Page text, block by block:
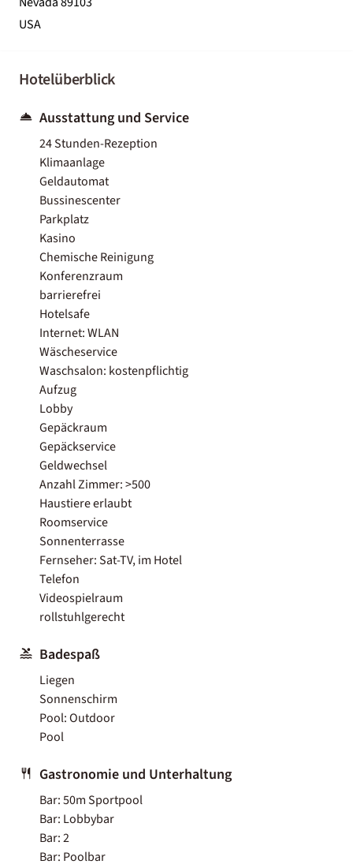
USA
Hotelüberblick
Ausstattung und Service
24 Stunden-Rezeption
Klimaanlage
Geldautomat
Bussinescenter
Parkplatz
Kasino
Chemische Reinigung
Konferenzraum
barrierefrei
Hotelsafe
Internet: WLAN
Wäscheservice
Waschsalon: kostenpflichtig
Aufzug
Lobby
Gepäckraum
Gepäckservice
Geldwechsel
Anzahl Zimmer: >500
Haustiere erlaubt
Roomservice
Sonnenterrasse
Fernseher: Sat-TV, im Hotel
Telefon
Videospielraum
rollstuhlgerecht
Badespaß
Liegen
Sonnenschirm
Pool: Outdoor
Pool
Gastronomie und Unterhaltung
Bar: 50m Sportpool
Bar: Lobbybar
Bar: 2
Bar: Poolbar